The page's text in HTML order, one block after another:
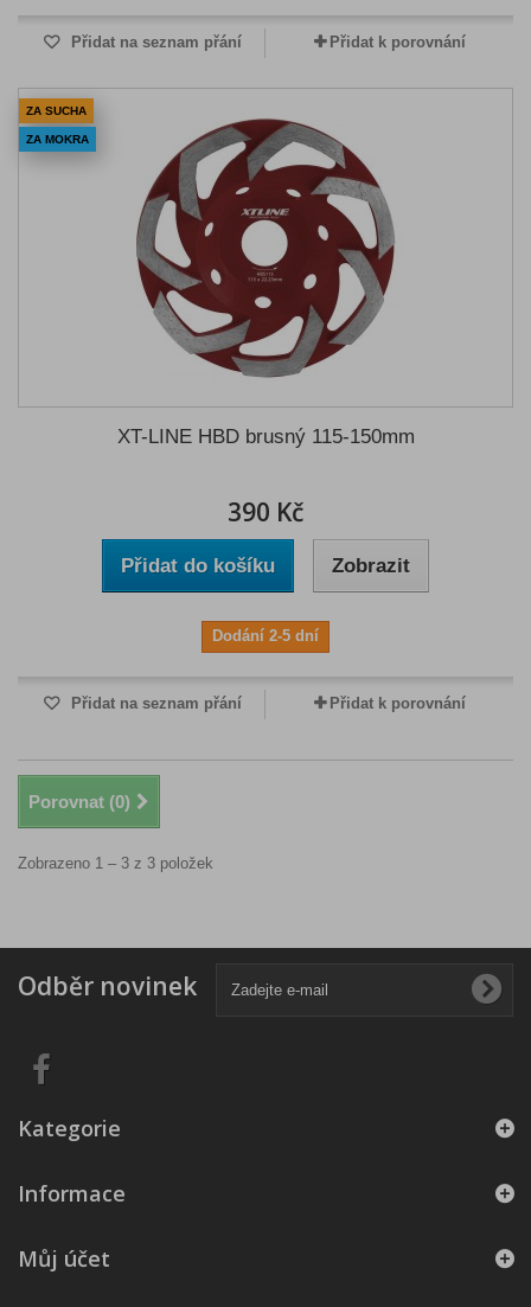
Přidat na seznam přání Přidat k porovnání
ZA SUCHA
ZA MOKRA
XT-LINE HBD brusný 115-150mm
390 Kč
Přidat do košíku Zobrazit
Dodání 2-5 dní
Přidat na seznam přání Přidat k porovnání
Porovnat (0)
Zobrazeno 1 – 3 z 3 položek
Odběr novinek
Kategorie
Informace
Můj účet